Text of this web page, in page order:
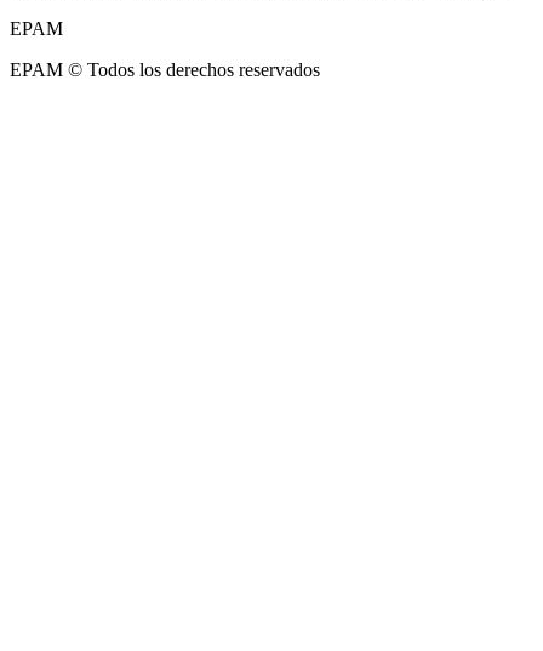
EPAM
EPAM © Todos los derechos reservados